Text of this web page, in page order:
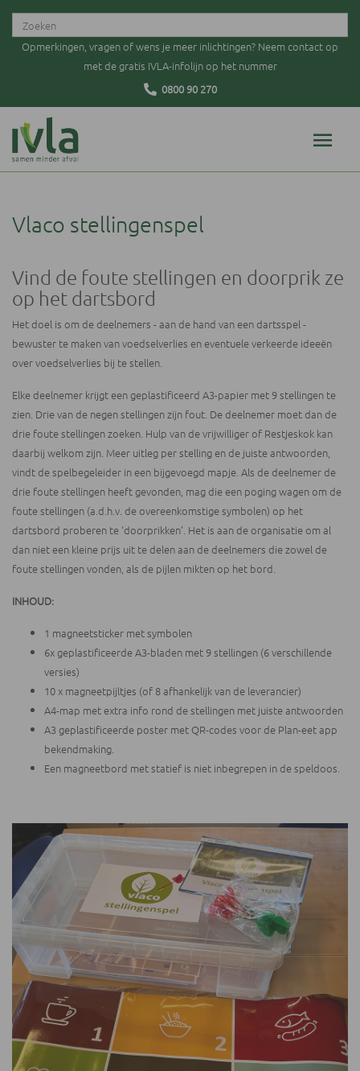
Opmerkingen, vragen of wens je meer inlichtingen? Neem contact op
met de gratis IVLA-infolijn op het nummer
0800 90 270
Vlaco stellingenspel
Vind de foute stellingen en doorprik ze
op het dartsbord
Het doel is om de deelnemers - aan de hand van een dartsspel -
bewuster te maken van voedselverlies en eventuele verkeerde ideeën
over voedselverlies bij te stellen.
Elke deelnemer krijgt een geplastificeerd A3-papier met 9 stellingen te
zien. Drie van de negen stellingen zijn fout. De deelnemer moet dan de
drie foute stellingen zoeken. Hulp van de vrijwilliger of Restjeskok kan
daarbij welkom zijn. Meer uitleg per stelling en de juiste antwoorden,
vindt de spelbegeleider in een bijgevoegd mapje. Als de deelnemer de
drie foute stellingen heeft gevonden, mag die een poging wagen om de
foute stellingen (a.d.h.v. de overeenkomstige symbolen) op het
dartsbord proberen te ‘doorprikken’. Het is aan de organisatie om al
dan niet een kleine prijs uit te delen aan de deelnemers die zowel de
foute stellingen vonden, als de pijlen mikten op het bord.
INHOUD:
1 magneetsticker met symbolen
6x geplastificeerde A3-bladen met 9 stellingen (6 verschillende
versies)
10 x magneetpijltjes (of 8 afhankelijk van de leverancier)
A4-map met extra info rond de stellingen met juiste antwoorden
A3 geplastificeerde poster met QR-codes voor de Plan-eet app
bekendmaking.
Een magneetbord met statief is niet inbegrepen in de speldoos.